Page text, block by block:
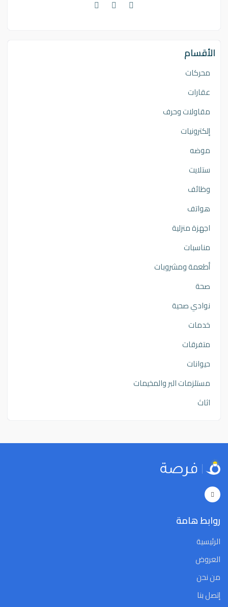
الأقسام
محركات
عقارات
مقاولات وحرف
إلكترونيات
موضه
ستلايت
وظائف
هواتف
اجهزة منزلية
مناسبات
أطعمة ومشروبات
صحة
نوادي صحية
خدمات
متفرقات
حيوانات
مستلزمات البر والمخيمات
اثاث
روابط هامة
الرئيسية
العروض
من نحن
إتصل بنا